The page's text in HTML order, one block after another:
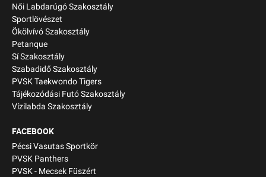
Női Labdarúgó Szakosztály
Sportlövészet
Ökölvívó Szakosztály
Petanque
Sí Szakosztály
Szabadidő Szakosztály
PVSK Taekwondo Tigers
Tájékozódási Futó Szakosztály
Vízilabda Szakosztály
FACEBOOK
Pécsi Vasutas Sportkör
PVSK Panthers
PVSK - Mecsek Füszért